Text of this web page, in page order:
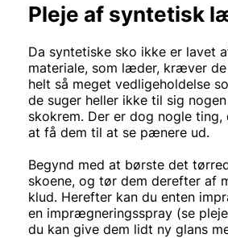
Pleje af syntetisk
Da syntetiske sko ikke er lavet
materiale, som læder, kræver
helt så meget vedligeholdelse
de suger heller ikke til sig
skokrem. Der er dog nogle
at få dem til at se pænere ud.
Begynd med at børste det
skoene, og tør dem derefter af
klud. Herefter kan du enten
en imprægneringsspray (se
du kan give dem lidt ny glans